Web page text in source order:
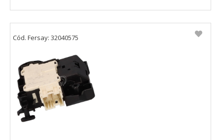
Cód. Fersay: 32040575